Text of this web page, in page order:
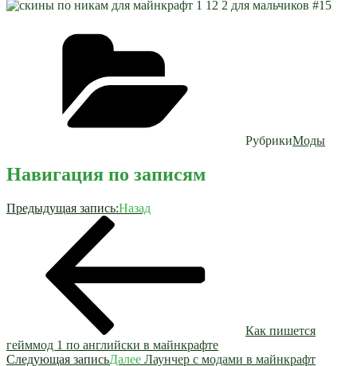
РубрикиМоды
Навигация по записям
Предыдущая запись:Назад
Как пишется
гейммод 1 по английски в майнкрафте
Следующая записьДалее Лаунчер с модами в майнкрафт